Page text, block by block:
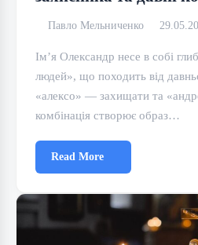
Павло Мельниченко
Ім’я Олександр несе в собі
людей», що походить від
«алексо» — захищати та
комбінація створює образ…
Read More